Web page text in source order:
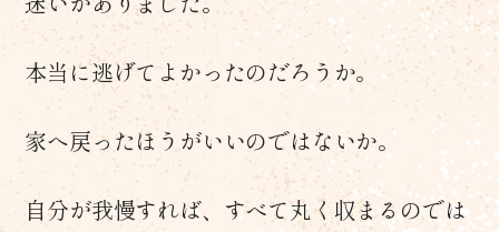
本当に逃げてよかったのだろうか。
家へ戻ったほうがいいのではないか。
自分が我慢すれば、すべて丸く収まるのでは